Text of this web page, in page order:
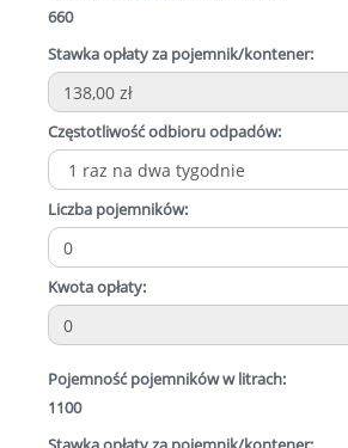
660
Stawka opłaty za pojemnik/kontener:
Częstotliwość odbioru odpadów:
Liczba pojemników:
Kwota opłaty:
Pojemność pojemników w litrach:
1100